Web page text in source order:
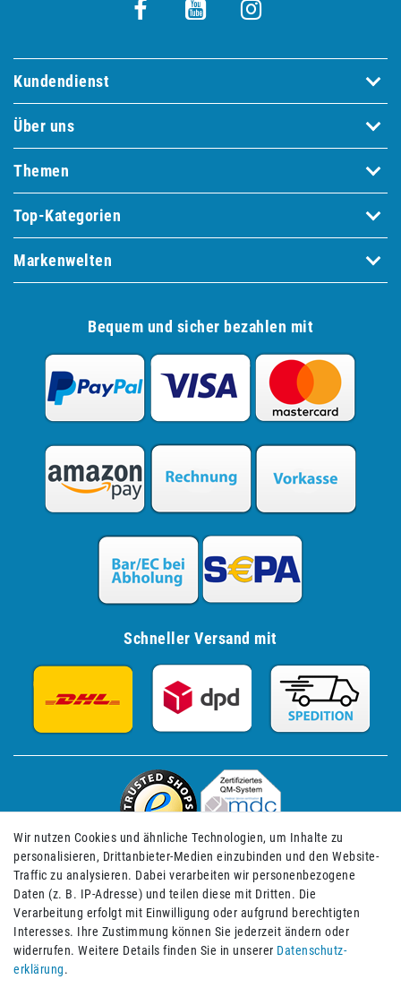
Kundendienst
Über uns
Themen
Top-Kategorien
Markenwelten
Bequem und sicher bezahlen mit
Schneller Versand mit
Impressum Daten­schutz­erklärung AGB
Wir nutzen Cookies und ähnliche Technologien, um Inhalte zu
personalisieren, Drittanbieter-Medien einzubinden und den Website-
Traffic zu analysieren. Dabei verarbeiten wir personenbezogene
Daten (z. B. IP-Adresse) und teilen diese mit Dritten. Die
Verarbeitung erfolgt mit Einwilligung oder aufgrund berechtigten
Interesses. Ihre Zustimmung können Sie jederzeit ändern oder
widerrufen. Weitere Details finden Sie in unserer Daten­schutz­
erklärung.